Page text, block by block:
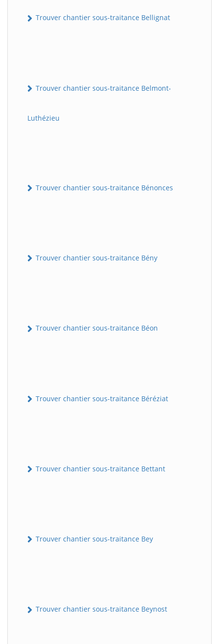
Trouver chantier sous-traitance Bellignat
Trouver chantier sous-traitance Belmont-
Luthézieu
Trouver chantier sous-traitance Bénonces
Trouver chantier sous-traitance Bény
Trouver chantier sous-traitance Béon
Trouver chantier sous-traitance Béréziat
Trouver chantier sous-traitance Bettant
Trouver chantier sous-traitance Bey
Trouver chantier sous-traitance Beynost